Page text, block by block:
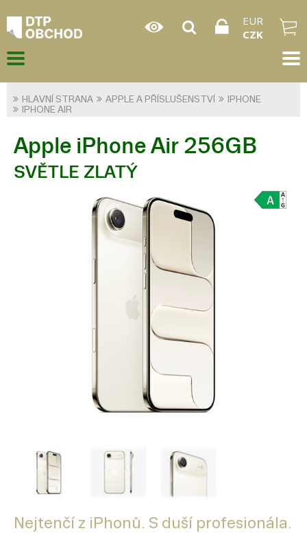
EUR
CZK
HLAVNÍ STRANA APPLE A PŘÍSLUŠENSTVÍ
IPHONE
IPHONE AIR
Apple iPhone Air 256GB
SVĚTLE ZLATÝ
Nejtenčí z iPhonů. S duší profesionála.